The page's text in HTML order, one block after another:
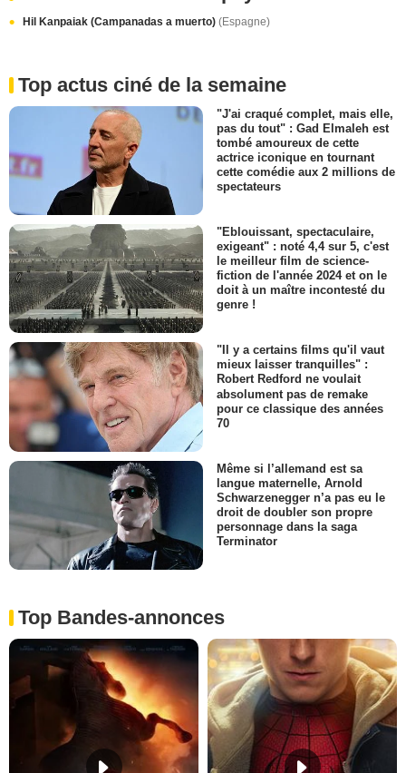
Hil Kanpaiak (Campanadas a muerto) (Espagne)
Top actus ciné de la semaine
"J'ai craqué complet, mais elle,
pas du tout" : Gad Elmaleh est
tombé amoureux de cette
actrice iconique en tournant
cette comédie aux 2 millions de
spectateurs
"Eblouissant, spectaculaire,
exigeant" : noté 4,4 sur 5, c'est
le meilleur film de science-
fiction de l'année 2024 et on le
doit à un maître incontesté du
genre !
"Il y a certains films qu'il vaut
mieux laisser tranquilles" :
Robert Redford ne voulait
absolument pas de remake
pour ce classique des années
70
Même si l’allemand est sa
langue maternelle, Arnold
Schwarzenegger n’a pas eu le
droit de doubler son propre
personnage dans la saga
Terminator
Top Bandes-annonces